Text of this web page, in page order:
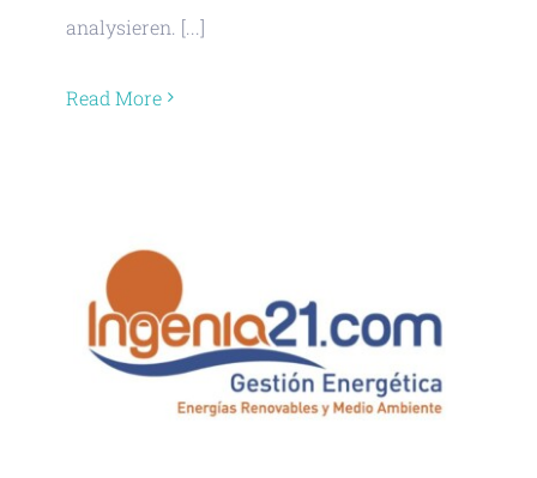
analysieren. [...]
Read More